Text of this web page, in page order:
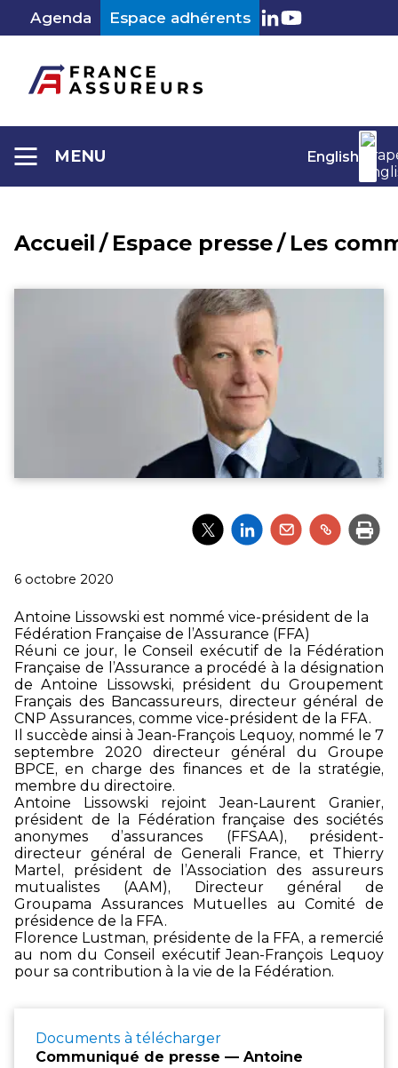
contenu
Agenda Espace adhérents LinkedIn
Youtube
MENU English
Accueil / Espace presse/ Les
Partager
l'article
Partager
l'article
Partager
l'article
Partager
l'article
Publié
6 octobre 2020
Antoine Lissowski est nommé vice-président de la
Fédération Française de l’Assurance (FFA)
Réuni ce jour, le Conseil exécutif de la Fédération
Française de l’Assurance a procédé à la désignation
de Antoine Lissowski, président du Groupement
Français des Bancassureurs, directeur général de
CNP Assurances, comme vice-président de la FFA.
Il succède ainsi à Jean-François Lequoy, nommé le 7
septembre 2020 directeur général du Groupe
BPCE, en charge des finances et de la stratégie,
membre du directoire.
Antoine Lissowski rejoint Jean-Laurent Granier,
président de la Fédération française des sociétés
anonymes d’assurances (FFSAA), président-
directeur général de Generali France, et Thierry
Martel, président de l’Association des assureurs
mutualistes (AAM), Directeur général de
Groupama Assurances Mutuelles au Comité de
présidence de la FFA.
Florence Lustman, présidente de la FFA, a remercié
au nom du Conseil exécutif Jean-François Lequoy
pour sa contribution à la vie de la Fédération.
Documents à télécharger
Communiqué de presse — Antoine